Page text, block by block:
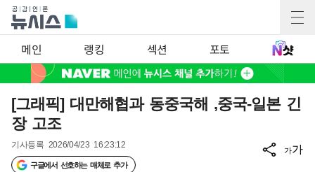
메인 랭킹 섹션 포토
[그래픽] 대만해협과 동중국해 ,중국-일본 긴
장 고조
기사등록 2026/04/23 16:23:12
구글에서 선호하는 매체로 추가
가가